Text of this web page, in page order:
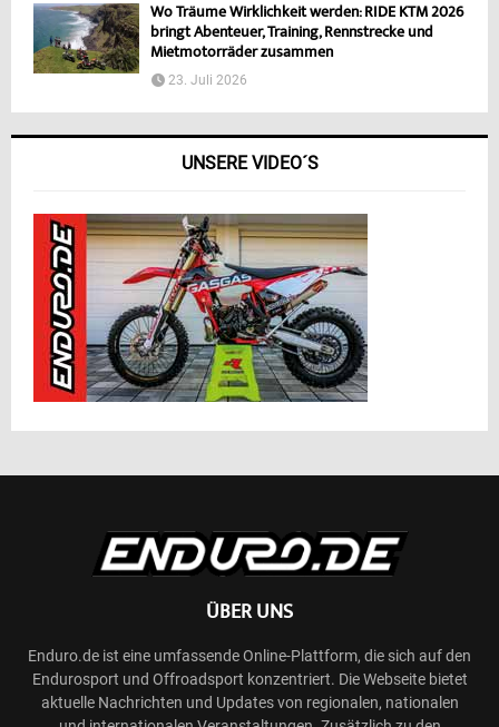
Wo Träume Wirklichkeit werden: RIDE KTM 2026
bringt Abenteuer, Training, Rennstrecke und
Mietmotorräder zusammen
23. Juli 2026
UNSERE VIDEO´S
ÜBER UNS
Enduro.de ist eine umfassende Online-Plattform, die sich auf den
Endurosport und Offroadsport konzentriert. Die Webseite bietet
aktuelle Nachrichten und Updates von regionalen, nationalen